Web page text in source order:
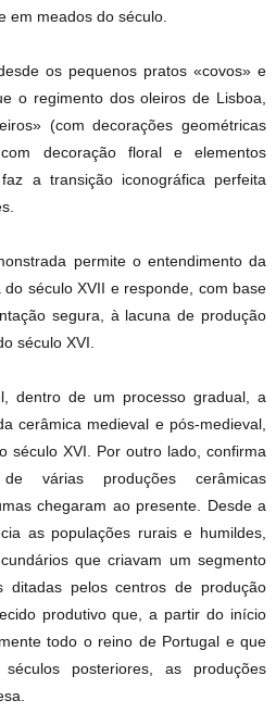
em meados do século.
os pequenos pratos «covos» e
o regimento dos oleiros de Lisboa,
(com decorações geométricas
decoração floral e elementos
a transição iconográfica perfeita
permite o entendimento da
século XVII e responde, com base
segura, à lacuna de produção
século XVI.
dentro de um processo gradual, a
cerâmica medieval e pós-medieval,
século XVI. Por outro lado, confirma
várias produções cerâmicas
chegaram ao presente. Desde a
as populações rurais e humildes,
que criavam um segmento
ditadas pelos centros de produção
produtivo que, a partir do início
todo o reino de Portugal e que
posteriores, as produções